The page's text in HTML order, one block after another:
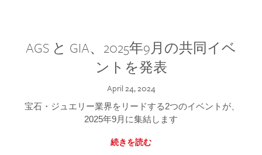
AGS と GIA、2025年9月の共同イベ
ントを発表
April 24, 2024
宝石・ジュエリー業界をリードする2つのイベントが、
2025年9月に集結します
続きを読む